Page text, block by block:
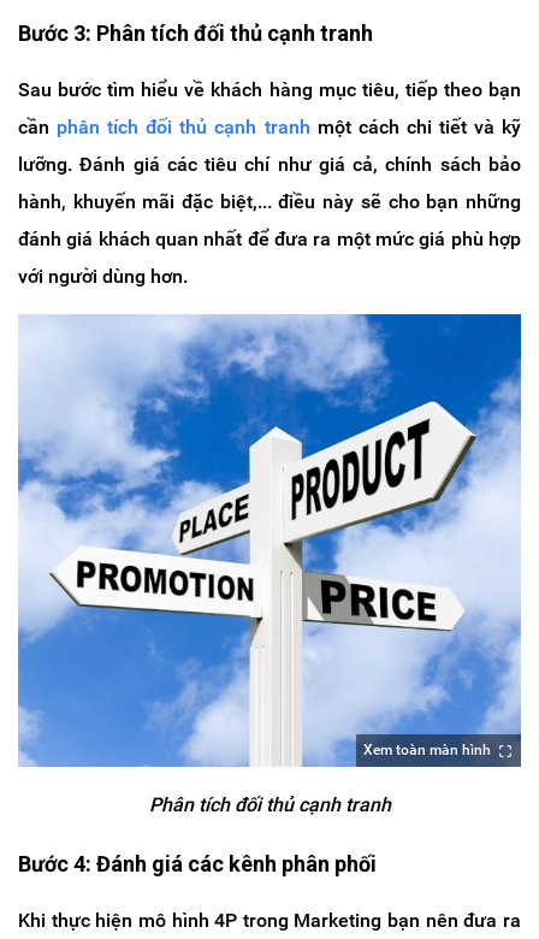
Bước 3: Phân tích đối thủ cạnh tranh
Sau bước tìm hiểu về khách hàng mục tiêu, tiếp theo bạn
cần phân tích đối thủ cạnh tranh một cách chi tiết và kỹ
lưỡng. Đánh giá các tiêu chí như giá cả, chính sách bảo
hành, khuyến mãi đặc biệt,... điều này sẽ cho bạn những
đánh giá khách quan nhất để đưa ra một mức giá phù hợp
với người dùng hơn.
Xem toàn màn hình
Phân tích đối thủ cạnh tranh
Bước 4: Đánh giá các kênh phân phối
Khi thực hiện mô hình 4P trong Marketing bạn nên đưa ra